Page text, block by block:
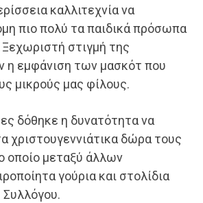
καλλιτεχνία να
πιο πολύ τα παιδικά πρόσωπα
στιγμή της
η εμφάνιση των μασκότ που
μικρούς μας φίλους.
δόθηκε η δυνατότητα να
χριστουγεννιάτικα δώρα τους
οποίο μεταξύ άλλων
γούρια και στολίδια